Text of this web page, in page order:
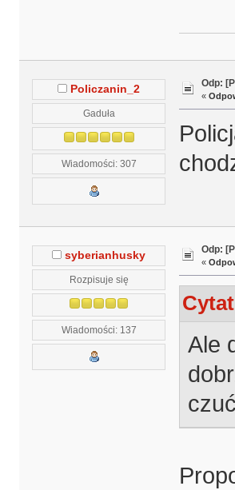
Policzanin_2
Gaduła
Wiadomości: 307
Odp:
«
syberianhusky
Rozpisuje się
Wiadomości: 137
Odp:
«
Ale